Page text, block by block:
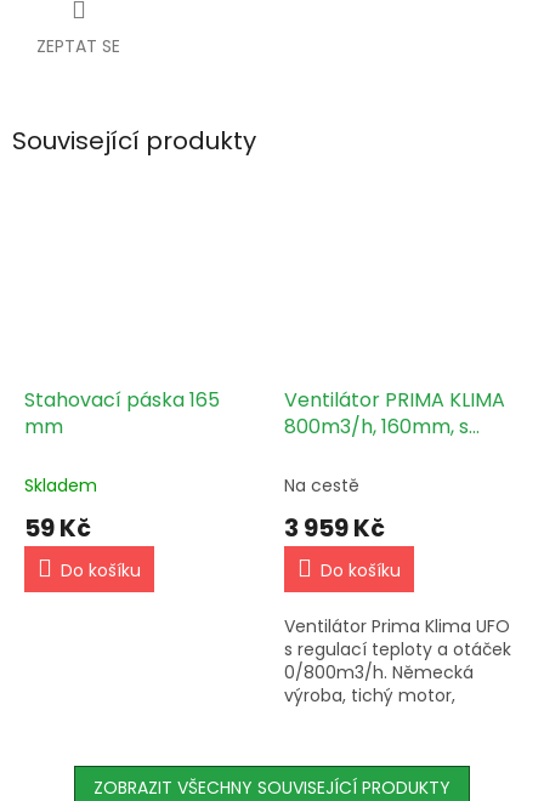
ZEPTAT SE
Související produkty
Stahovací páska 165
mm
Skladem
59 Kč
Do košíku
Ventilátor PRIMA KLIMA
800m3/h, 160mm, s
(PK160-TC)
Na cestě
3 959 Kč
Do košíku
Ventilátor Prima Klima UFO
s regulací teploty a otáček
0/800m3/h. Německá
výroba, tichý motor,
ZOBRAZIT VŠECHNY SOUVISEJÍCÍ PRODUKTY